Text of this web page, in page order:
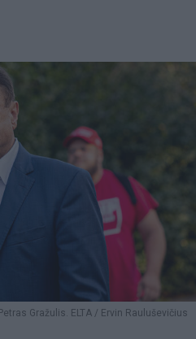
Gražulis. ELTA / Ervin Rauluševičius